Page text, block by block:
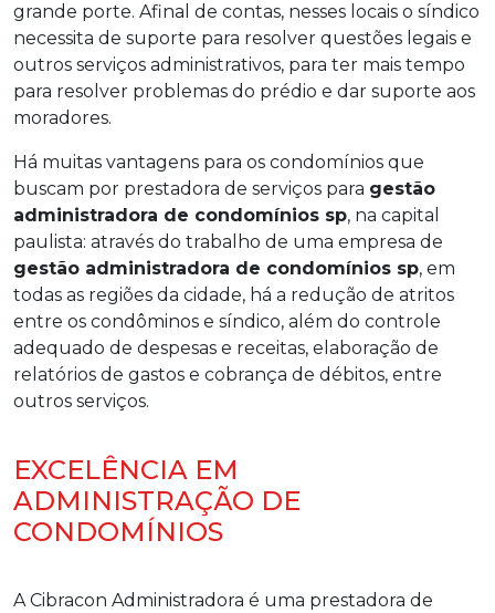
grande porte. Afinal de contas, nesses locais o síndico
necessita de suporte para resolver questões legais e
outros serviços administrativos, para ter mais tempo
para resolver problemas do prédio e dar suporte aos
moradores.
Há muitas vantagens para os condomínios que
buscam por prestadora de serviços para gestão
administradora de condomínios sp, na capital
paulista: através do trabalho de uma empresa de
gestão administradora de condomínios sp, em
todas as regiões da cidade, há a redução de atritos
entre os condôminos e síndico, além do controle
adequado de despesas e receitas, elaboração de
relatórios de gastos e cobrança de débitos, entre
outros serviços.
EXCELÊNCIA EM
ADMINISTRAÇÃO DE
CONDOMÍNIOS
A Cibracon Administradora é uma prestadora de